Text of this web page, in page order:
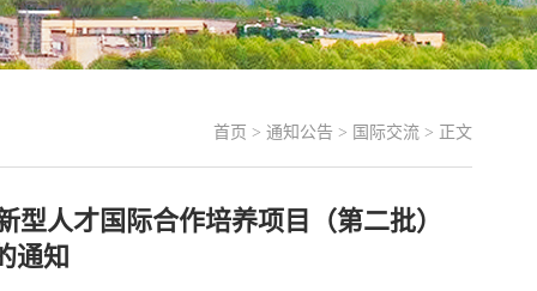
首页 > 通知公告 > 国际交流 > 正文
型人才国际合作培养项目（第二批）
通知